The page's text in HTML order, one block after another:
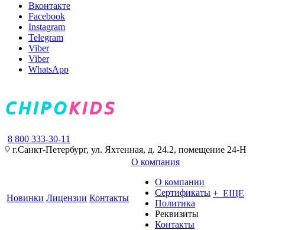
Вконтакте
Facebook
Instagram
Telegram
Viber
Viber
WhatsApp
8 800 333-30-11
г.Санкт-Петербург, ул. Яхтенная, д. 24.2, помещение 24-Н
Новинки Лицензии Контакты
О компания
О компании
Сертификаты
Политика
Реквизиты
Контакты
+ ЕЩЕ